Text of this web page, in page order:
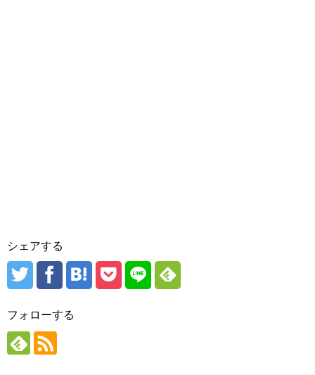
シェアする
フォローする